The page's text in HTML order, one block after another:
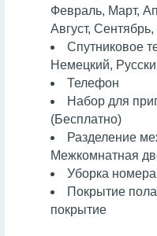
Февраль, Март,
Август,
Спутниковое
Немецкий,
Телефон
Набор для
(Бесплатно)
Разделение
Межкомнатная
Уборка
Покрытие
покрытие